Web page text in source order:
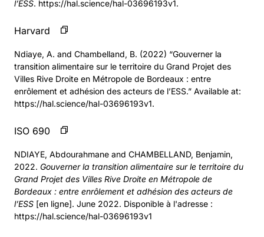
l’ESS. https://hal.science/hal-03696193v1.
Harvard
Ndiaye, A. and Chambelland, B. (2022) “Gouverner la
transition alimentaire sur le territoire du Grand Projet des
Villes Rive Droite en Métropole de Bordeaux : entre
enrôlement et adhésion des acteurs de l’ESS.” Available at:
https://hal.science/hal-03696193v1.
ISO 690
NDIAYE, Abdourahmane and CHAMBELLAND, Benjamin,
2022. Gouverner la transition alimentaire sur le territoire du
Grand Projet des Villes Rive Droite en Métropole de
Bordeaux : entre enrôlement et adhésion des acteurs de
l’ESS [en ligne]. June 2022. Disponible à l'adresse :
https://hal.science/hal-03696193v1